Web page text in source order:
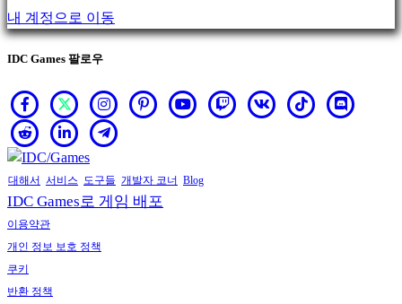
내 계정으로 이동
IDC Games 팔로우
대해서 서비스 도구들 개발자 코너 Blog
IDC Games로 게임 배포
이용약관
개인 정보 보호 정책
쿠키
반환 정책